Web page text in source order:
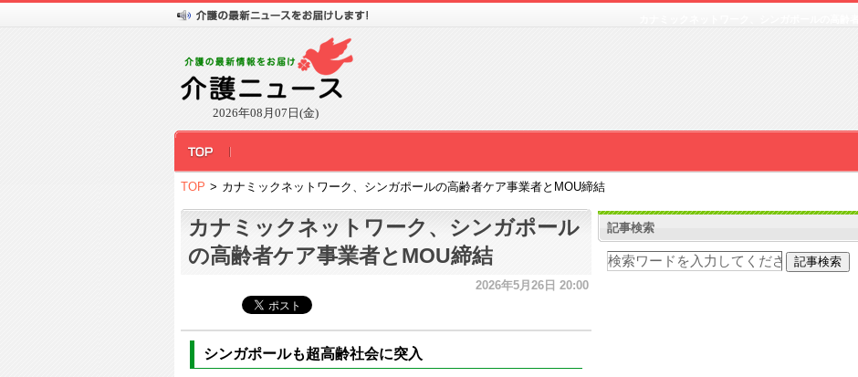
2026年08月07日(金)
TOP > カナミックネットワーク、シンガポールの高齢者ケア事業者とMOU締結
カナミックネットワーク、シンガポール
の高齢者ケア事業者とMOU締結
2026年5月26日 20:00
シンガポールも超高齢社会に突入
記事検索